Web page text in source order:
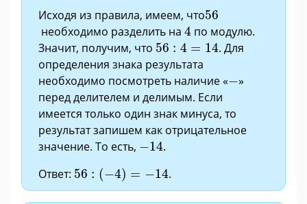
Исходя из правила, имеем, что56
56
необходимо разделить на 4
4 по модулю.
Значит, получим, что 56 : 4 = 14
56 :4 =
. Для
определения знака результата
необходимо посмотреть наличие «−»
перед делителем и делимым. Если
имеется только один знак минуса, то
результат запишем как отрицательное
значение. То есть, −14
14.
Ответ: 56 : (−4) = −14
56 :( − =− .